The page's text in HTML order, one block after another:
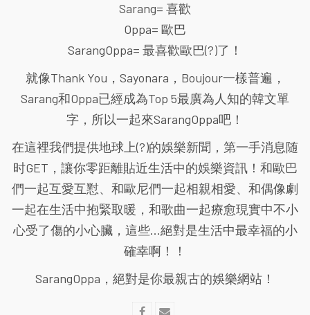
Sarang= 喜歡
Oppa= 歐巴
SarangOppa= 最喜歡歐巴(?)了！
就像Thank You，Sayonara，Boujour一樣普遍，
Sarang和Oppa已經成為Top 5最廣為人知的韓文單
字，所以一起來SarangOppa吧！
在這裡我們提供地球上(?)的娛樂新聞，第一手消息随
时GET，讓你零距離貼近生活中的娛樂資訊！和歐巴
們一起互愛互懟、和歐尼們一起相親相愛、和偶像劇
一起在生活中抱緊取暖，和歌曲一起療愈現實中不小
心受了傷的小心臟，這些...絕對是生活中最幸福的小
確幸啊！！
SarangOppa，絕對是你最親古的娛樂網站！